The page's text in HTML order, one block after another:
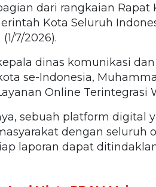
dari rangkaian Rapat
Kota Seluruh
7/2026).
dinas komunikasi
se-Indonesia,
Online Terintegrasi
sebuah platform digital
dengan seluruh
laporan dapat